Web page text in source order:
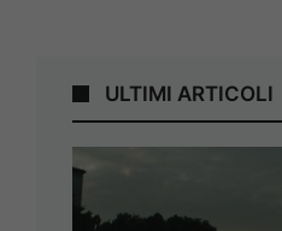
ULTIMI ARTICOLI